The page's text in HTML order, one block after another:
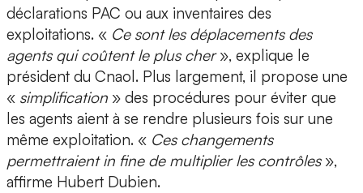
déclarations PAC ou aux inventaires des
exploitations. « Ce sont les déplacements des
agents qui coûtent le plus cher», explique le
président du Cnaol. Plus largement, il propose une
« simplification » des procédures pour éviter que
les agents aient à se rendre plusieurs fois sur une
même exploitation. « Ces changements
permettraient in fine de multiplier les contrôles»,
affirme Hubert Dubien.